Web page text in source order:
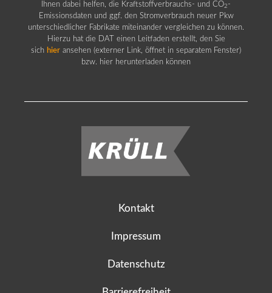
Ihnen dabei helfen, die Kraftstoffverbrauchs- und CO2 -
Emissionsdaten und ggf. den Stromverbrauch neuer Pkw
unterschiedlicher Fabrikate miteinander vergleichen zu können.
Hierzu hat die DAT einen Leitfaden erstellt, den Sie
sich hier ansehen (externer Link, öffnet in separatem Fenster)
bzw. hier herunterladen können
Kontakt
Impressum
Datenschutz